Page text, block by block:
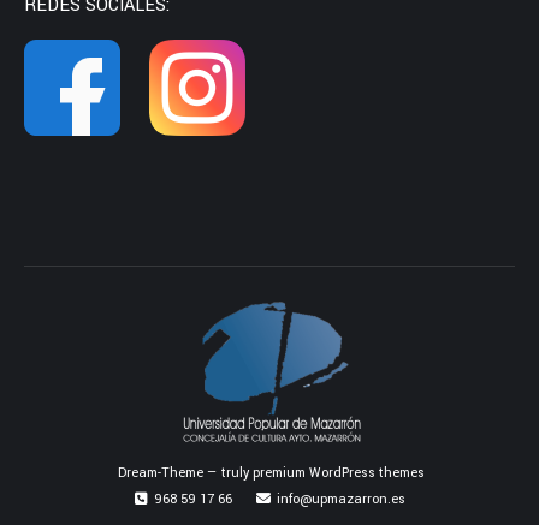
REDES SOCIALES:
Dream-Theme — trulypremium WordPress themes
968 59 17 66
info@upmazarron.es